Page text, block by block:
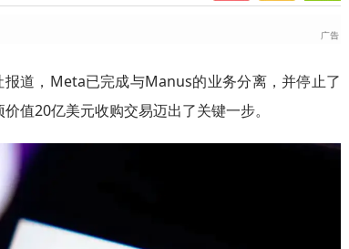
道，Meta已完成与Manus的业务分离，并停止了
值20亿美元收购交易迈出了关键一步。